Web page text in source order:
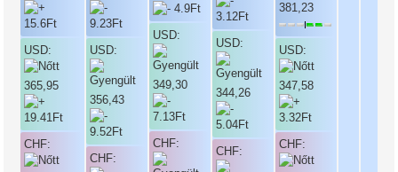
USD:
365,95
CHF:
USD:
356,43
CHF:
USD:
349,30
CHF:
USD:
344,26
CHF:
381,23
USD:
347,58
CHF: